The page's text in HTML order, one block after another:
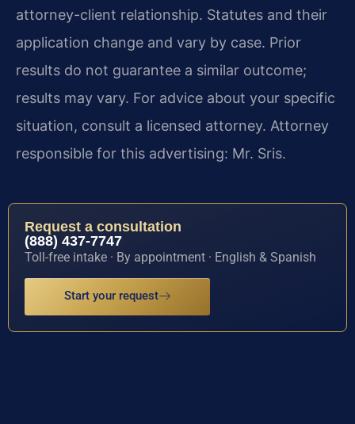
attorney-client relationship. Statutes and their
application change and vary by case. Prior
results do not guarantee a similar outcome;
results may vary. For advice about your specific
situation, consult a licensed attorney. Attorney
responsible for this advertising: Mr. Sris.
Request a consultation
(888) 437-7747
Toll-free intake · By appointment · English & Spanish
Start your request